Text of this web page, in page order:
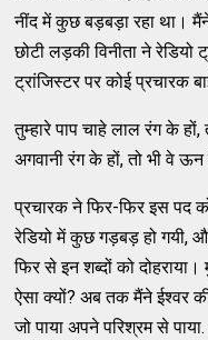
नींद में कुछ बड़बड़ा रहा था।
छोटी लड़की विनीता ने रेडियो
ट्रांजिस्टर पर कोई प्रचारक
तुम्हारे पाप चाहे लाल रंग के
अगवानी रंग के हों, तो भी वे
प्रचारक ने फिर-फिर इस पद
रेडियो में कुछ गड़बड़ हो गयी,
फिर से इन शब्दों को
ऐसा क्यों? अब तक मैंने ईश्वर
जो पाया अपने परिश्रम से